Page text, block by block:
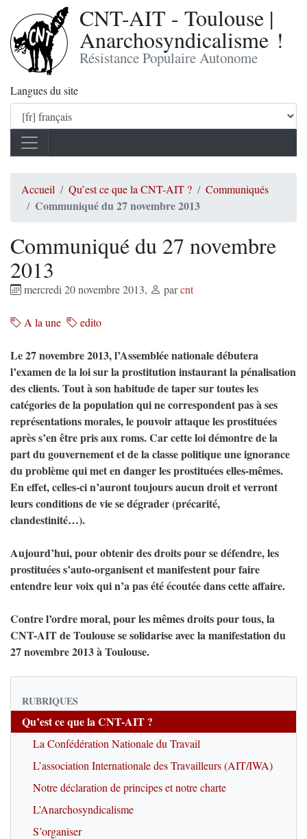
CNT-AIT - Toulouse |
Anarchosyndicalisme !
Résistance Populaire Autonome
Langues du site
Accueil Qu’est ce que la CNT-AIT ? Communiqués
Communiqué du 27 novembre 2013
Communiqué du 27 novembre
2013
mercredi 20 novembre 2013, parcnt
A la une edito
Le 27 novembre 2013, l’Assemblée nationale débutera
l’examen de la loi sur la prostitution instaurant la pénalisation
des clients. Tout à son habitude de taper sur toutes les
catégories de la population qui ne correspondent pas à ses
représentations morales, le pouvoir attaque les prostituées
après s’en être pris aux roms. Car cette loi démontre de la
part du gouvernement et de la classe politique une ignorance
du problème qui met en danger les prostituées elles-mêmes.
En effet, celles-ci n’auront toujours aucun droit et verront
leurs conditions de vie se dégrader (précarité,
clandestinité…).
Aujourd’hui, pour obtenir des droits pour se défendre, les
prostituées s’auto-organisent et manifestent pour faire
entendre leur voix qui n’a pas été écoutée dans cette affaire.
Contre l’ordre moral, pour les mêmes droits pour tous, la
CNT-AIT de Toulouse se solidarise avec la manifestation du
27 novembre 2013 à Toulouse.
RUBRIQUES
Qu’est ce que la CNT-AIT ?
La Confédération Nationale du Travail
L’association Internationale des Travailleurs (AIT/IWA)
Notre déclaration de principes et notre charte
L’Anarchosyndicalisme
S’organiser